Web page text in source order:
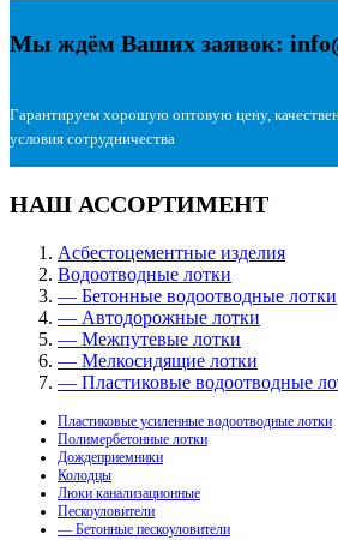
Мы ждём Ваших заявок:
Гарантируем хорошую оптовую цену,
условия сотрудничества
НАШ АССОРТИМЕНТ
Асбестоцементные изделия
Водоотводные лотки
— Бетонные водоотводные лотки
— Автодорожные лотки
— Межпутевые лотки
— Мелкосидящие лотки
— Пластиковые водоотводные
Пластиковые усиленные водоотводные лотки
Полимербетонные лотки
Дождеприемники
Колодцы
Люки канализационные
Пескоуловители
— Бетонные пескоуловители